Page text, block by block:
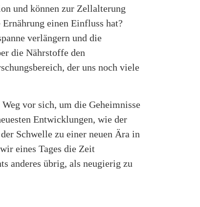
und können zur Zellalterung
einen Einfluss hat?
verlängern und die
die Nährstoffe den
der uns noch viele
vor sich, um die Geheimnisse
Entwicklungen, wie der
Schwelle zu einer neuen Ära in
eines Tages die Zeit
anderes übrig, als neugierig zu